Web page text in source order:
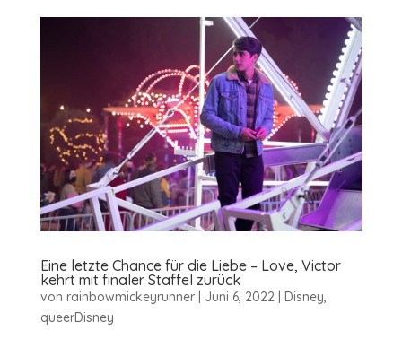
Eine letzte Chance für die Liebe – Love, Victor
kehrt mit finaler Staffel zurück
von rainbowmickeyrunner| Juni 6, 2022 Disney
queerDisney